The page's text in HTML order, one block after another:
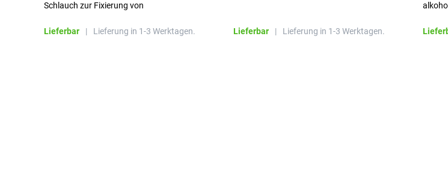
Schlauch zur Fixierung von
Lieferbar
| Lieferung in 1-3 Werktagen. Lieferbar | Lieferung in 1-3 Werktagen.